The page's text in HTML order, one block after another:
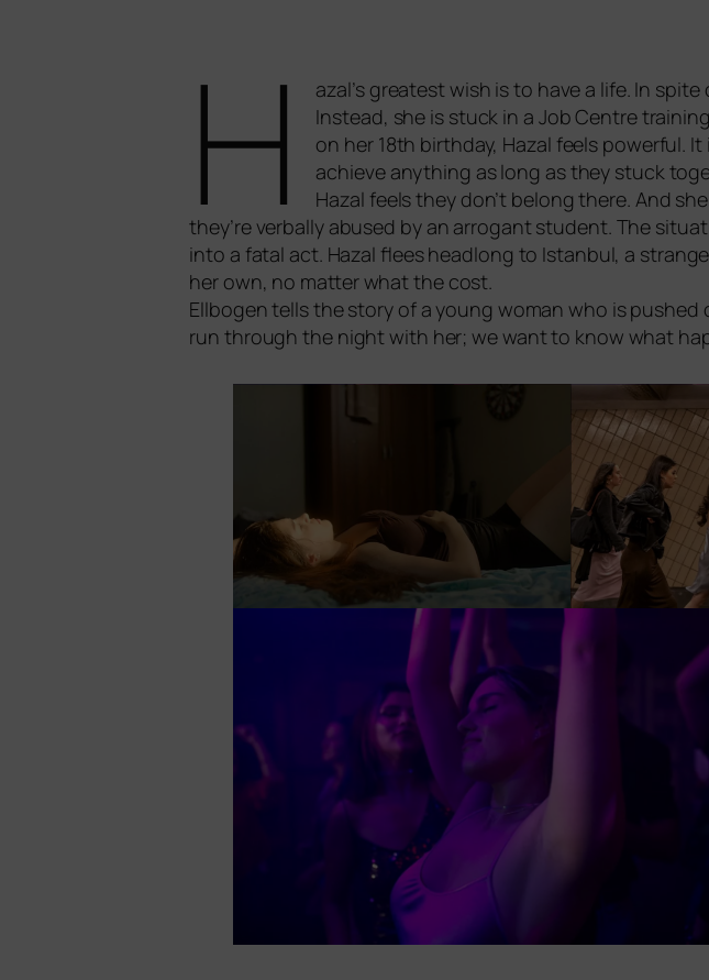
H
azal’s grea­test wish is to have a life. In
Instead, she is stuck in a Job Centre
on her 18th bir­th­day, Hazal feels powerful.
achie­ve any­thing as long as they stuck
Hazal feels they don’t belong the­re. And
they’re ver­bal­ly abu­sed by an arro­gant stu­dent. The
into a fatal act. Hazal flees head­long to Istanbul, a
her own, no mat­ter what the cost.
Ellbogentells the sto­ry of a young woman who is
run through the night with her; we want to know what